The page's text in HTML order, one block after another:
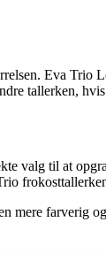
Eva Trio
tallerken,
valg til at
mere farverig